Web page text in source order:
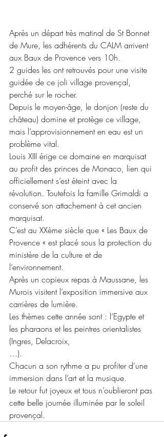
Après un départ très matinal de St Bonnet
de Mure, les adhérents du CALM arrivent
aux Baux de Provence vers 10h.
2 guides les ont retrouvés pour une visite
guidée de ce joli village provençal,
perché sur le rocher.
Depuis le moyen-âge, le donjon (reste du
château) domine et protège ce village,
mais l’approvisionnement en eau est un
problème vital.
Louis XIII érige ce domaine en marquisat
au profit des princes de Monaco, lien qui
officiellement s’est éteint avec la
révolution. Toutefois la famille Grimaldi a
conservé son attachement à cet ancien
marquisat.
C’est au XXème siècle que « Les Baux de
Provence « est placé sous la protection du
ministère de la culture et de
l’environnement.
Après un copieux repas à Maussane, les
Murois visitent l’exposition immersive aux
carrières de lumière.
Les thèmes cette année sont : l’Egypte et
les pharaons et les peintres orientalistes
(Ingres, Delacroix,
…).
Chacun a son rythme a pu profiter d’une
immersion dans l’art et la musique.
Le retour fut joyeux et tous n’oublieront pas
cette belle journée illuminée par le soleil
provençal.